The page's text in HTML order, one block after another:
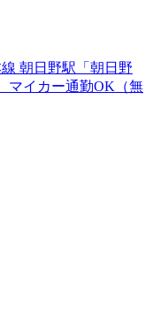
朝日野駅「朝日野
マイカー通勤OK（無